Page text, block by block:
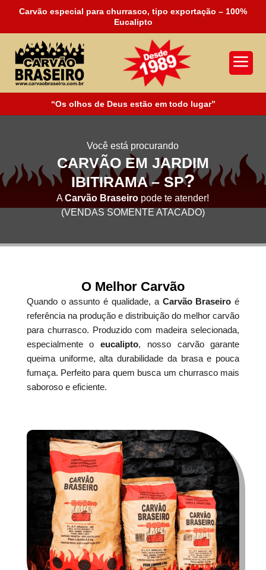
Carvão especial para churrasco, tipo exportação – 100%
Eucalipto
a
“Os olhos de Deus estão em todo lugar”
Você está procurando
CARVÃO EM JARDIM
IBITIRAMA – SP?
ACarvão Braseiro pode te atender!
(VENDAS SOMENTE ATACADO)
O Melhor Carvão
Quando o assunto é qualidade, a Carvão Braseiro é
referência na produção e distribuição do melhor carvão
para churrasco. Produzido com madeira selecionada,
especialmente oeucalipto, nosso carvão garante
queima uniforme, alta durabilidade da brasa e pouca
fumaça. Perfeito para quem busca um churrasco mais
saboroso e eficiente.